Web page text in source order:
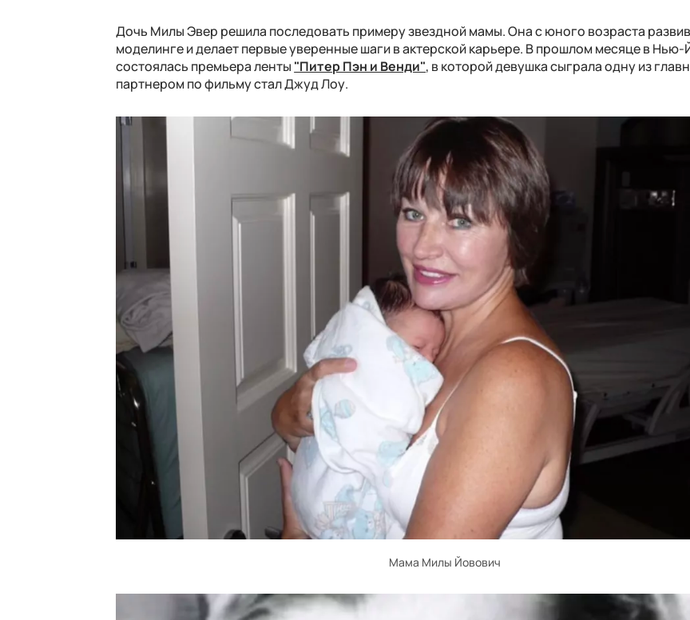
Дочь Милы Эвер решила последовать примеру звездной мамы. Она с юного возраста
моделинге и делает первые уверенные шаги в актерской карьере. В прошлом месяце в Нью-
состоялась премьера ленты "Питер Пэн и Венди", в которой девушка сыграла одну из
партнером по фильму стал Джуд Лоу.
Мама Милы Йовович